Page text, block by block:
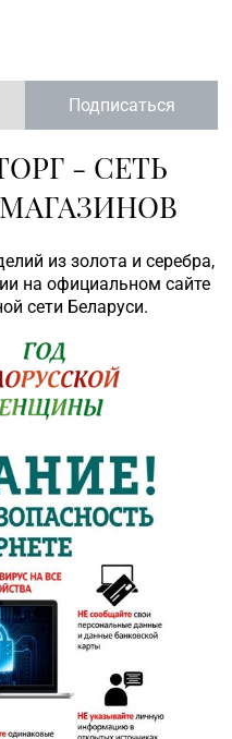
Подписаться
- СЕТЬ
из золота и серебра,
на официальном сайте
сети Беларуси.